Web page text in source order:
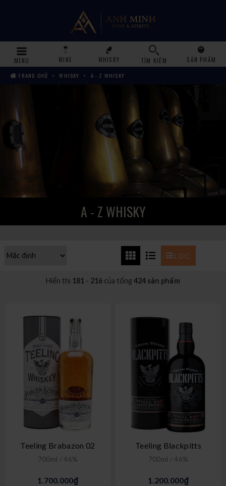
MENU WINE WHISKY TÌM KIẾM
SẢN PHẨM
TRANG CHỦ
WHISKY A - Z WHISKY
A - Z WHISKY
Hiển thị 181 - 216 của tổng 424 sản phẩm
LỌC
Teeling Brabazon 02
700ml / 46%
1.700.000₫
Teeling Blackpitts
700ml / 46%
1.200.000₫